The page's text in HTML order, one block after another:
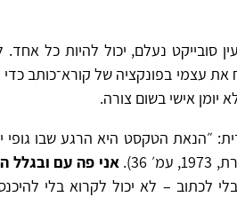
סובייקט נעלם, יכול להיות כל
עצמי בפונקציה של קורא־כותב
יומן אישי בשום צורה.
״הנאת הטקסט היא הרגע שבו גופי
אני פה עם ובגלל
לכתוב – לא יכול לקרוא בלי